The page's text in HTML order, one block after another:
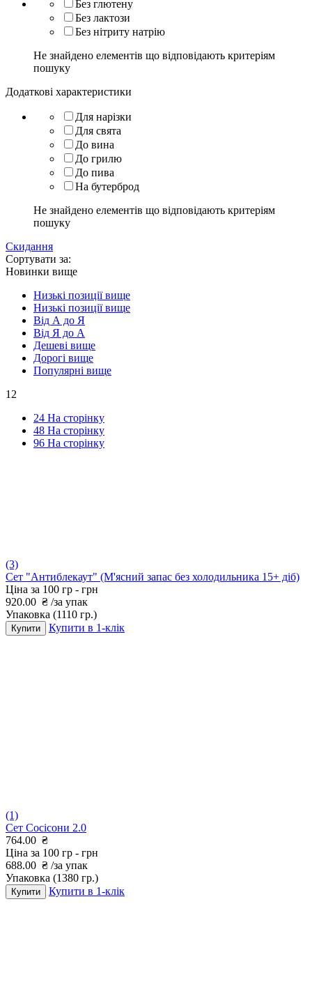
Без глютену
Без лактози
Без нітриту натрію
Не знайдено елементів що відповідають критеріям
пошуку
Додаткові характеристики
Для нарізки
Для свята
До вина
До грилю
До пива
На бутерброд
Не знайдено елементів що відповідають критеріям
пошуку
Скидання
Сортувати за:
Новинки вище
Низькі позиції вище
Низькі позиції вище
Від А до Я
Від Я до А
Дешеві вище
Дорогі вище
Популярні вище
12
24 На сторінку
48 На сторінку
96 На сторінку
(3)
Сет "Антиблекаут" (М'ясний запас без холодильника 15+ діб)
Ціна за 100 гр - грн
920.00 ₴ /за упак
Упаковка (1110 гр.)
Купити Купити в 1-клік
(1)
Сет Сосісони 2.0
764.00 ₴
Ціна за 100 гр - грн
688.00 ₴ /за упак
Упаковка (1380 гр.)
Купити Купити в 1-клік